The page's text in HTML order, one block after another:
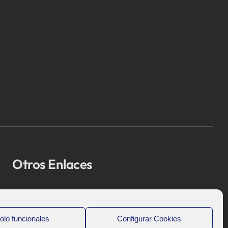
funcionales Configurar Cookies
Otros Enlaces
Bioef
Gobierno Vasco